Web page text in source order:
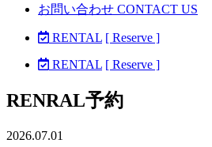
お問い合わせ CONTACT US
RENTAL [ Reserve ]
RENTAL [ Reserve ]
RENRAL予約
2026.07.01